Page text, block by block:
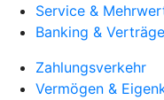
Service &
Banking & Verträge
Zahlungsverkehr
Vermögen &